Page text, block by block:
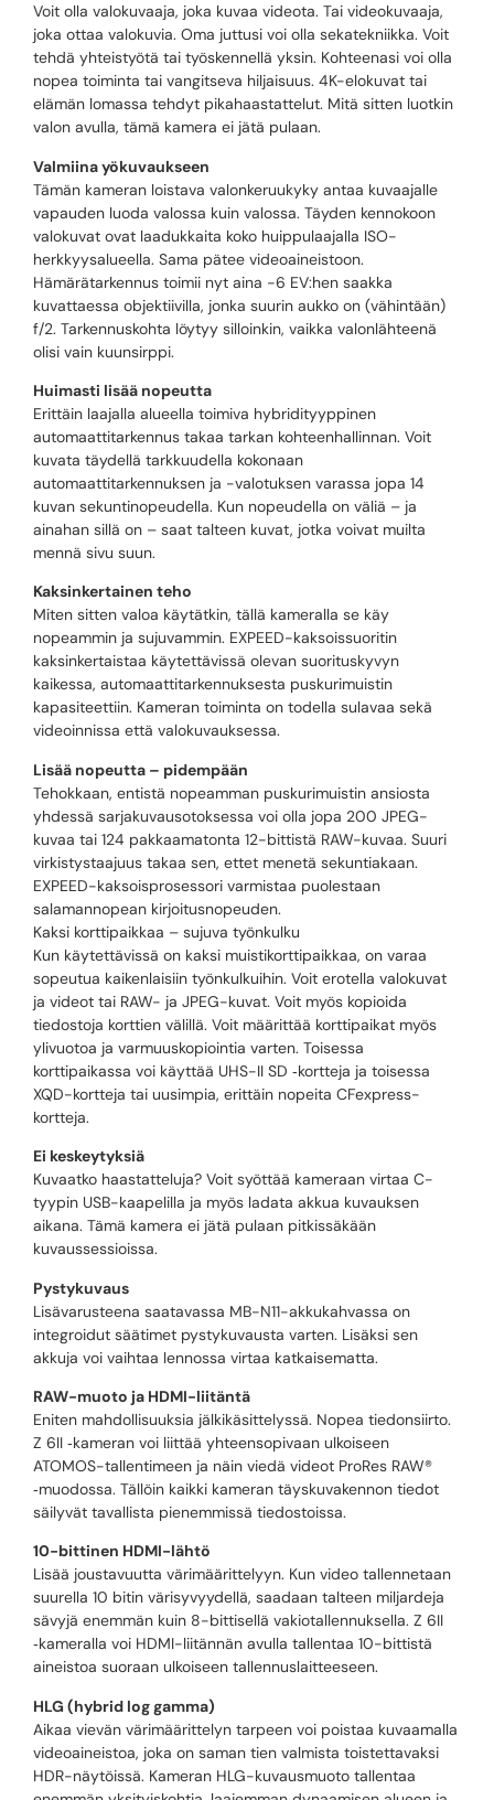
Voit olla valokuvaaja, joka kuvaa videota. Tai videokuvaaja,
joka ottaa valokuvia. Oma juttusi voi olla sekatekniikka. Voit
tehdä yhteistyötä tai työskennellä yksin. Kohteenasi voi olla
nopea toiminta tai vangitseva hiljaisuus. 4K-elokuvat tai
elämän lomassa tehdyt pikahaastattelut. Mitä sitten luotkin
valon avulla, tämä kamera ei jätä pulaan.
Valmiina yökuvaukseen
Tämän kameran loistava valonkeruukyky antaa kuvaajalle
vapauden luoda valossa kuin valossa. Täyden kennokoon
valokuvat ovat laadukkaita koko huippulaajalla ISO-
herkkyysalueella. Sama pätee videoaineistoon.
Hämärätarkennus toimii nyt aina −6 EV:hen saakka
kuvattaessa objektiivilla, jonka suurin aukko on (vähintään)
f/2. Tarkennuskohta löytyy silloinkin, vaikka valonlähteenä
olisi vain kuunsirppi.
Huimasti lisää nopeutta
Erittäin laajalla alueella toimiva hybridityyppinen
automaattitarkennus takaa tarkan kohteenhallinnan. Voit
kuvata täydellä tarkkuudella kokonaan
automaattitarkennuksen ja -valotuksen varassa jopa 14
kuvan sekuntinopeudella. Kun nopeudella on väliä – ja
ainahan sillä on – saat talteen kuvat, jotka voivat muilta
mennä sivu suun.
Kaksinkertainen teho
Miten sitten valoa käytätkin, tällä kameralla se käy
nopeammin ja sujuvammin. EXPEED-kaksoissuoritin
kaksinkertaistaa käytettävissä olevan suorituskyvyn
kaikessa, automaattitarkennuksesta puskurimuistin
kapasiteettiin. Kameran toiminta on todella sulavaa sekä
videoinnissa että valokuvauksessa.
Lisää nopeutta – pidempään
Tehokkaan, entistä nopeamman puskurimuistin ansiosta
yhdessä sarjakuvausotoksessa voi olla jopa 200 JPEG-
kuvaa tai 124 pakkaamatonta 12-bittistä RAW-kuvaa. Suuri
virkistystaajuus takaa sen, ettet menetä sekuntiakaan.
EXPEED-kaksoisprosessori varmistaa puolestaan
salamannopean kirjoitusnopeuden.
Kaksi korttipaikkaa – sujuva työnkulku
Kun käytettävissä on kaksi muistikorttipaikkaa, on varaa
sopeutua kaikenlaisiin työnkulkuihin. Voit erotella valokuvat
ja videot tai RAW- ja JPEG-kuvat. Voit myös kopioida
tiedostoja korttien välillä. Voit määrittää korttipaikat myös
ylivuotoa ja varmuuskopiointia varten. Toisessa
korttipaikassa voi käyttää UHS-II SD ‑kortteja ja toisessa
XQD-kortteja tai uusimpia, erittäin nopeita CFexpress-
kortteja.
Ei keskeytyksiä
Kuvaatko haastatteluja? Voit syöttää kameraan virtaa C-
tyypin USB-kaapelilla ja myös ladata akkua kuvauksen
aikana. Tämä kamera ei jätä pulaan pitkissäkään
kuvaussessioissa.
Pystykuvaus
Lisävarusteena saatavassa MB-N11-akkukahvassa on
integroidut säätimet pystykuvausta varten. Lisäksi sen
akkuja voi vaihtaa lennossa virtaa katkaisematta.
RAW-muoto ja HDMI-liitäntä
Eniten mahdollisuuksia jälkikäsittelyssä. Nopea tiedonsiirto.
Z 6II ‑kameran voi liittää yhteensopivaan ulkoiseen
ATOMOS-tallentimeen ja näin viedä videot ProRes RAW®
‑muodossa. Tällöin kaikki kameran täyskuvakennon tiedot
säilyvät tavallista pienemmissä tiedostoissa.
10-bittinen HDMI-lähtö
Lisää joustavuutta värimäärittelyyn. Kun video tallennetaan
suurella 10 bitin värisyvyydellä, saadaan talteen miljardeja
sävyjä enemmän kuin 8-bittisellä vakiotallennuksella. Z 6II
‑kameralla voi HDMI-liitännän avulla tallentaa 10-bittistä
aineistoa suoraan ulkoiseen tallennuslaitteeseen.
HLG (hybrid log gamma)
Aikaa vievän värimäärittelyn tarpeen voi poistaa kuvaamalla
videoaineistoa, joka on saman tien valmista toistettavaksi
HDR-näytöissä. Kameran HLG-kuvausmuoto tallentaa